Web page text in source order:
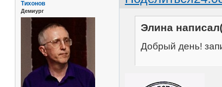
Тихонов
Демиург
Элина
Добрый день!